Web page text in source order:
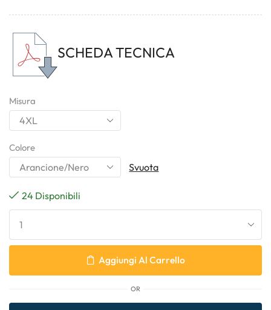
SCHEDA TECNICA
Misura
Colore
Svuota
24 Disponibili
Aggiungi Al Carrello
OR